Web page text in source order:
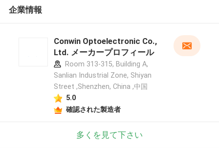
企業情報
Conwin Optoelectronic Co.,
Ltd. メーカープロフィール
Room 313-315, Building A,
Sanlian Industrial Zone, Shiyan
Street ,Shenzhen, China ,中国
5.0
確認された製造者
多くを見て下さい